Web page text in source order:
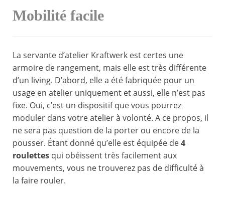
Mobilité facile
La servante d’atelier Kraftwerk est certes une
armoire de rangement, mais elle est très différente
d’un living. D’abord, elle a été fabriquée pour un
usage en atelier uniquement et aussi, elle n’est pas
fixe. Oui, c’est un dispositif que vous pourrez
moduler dans votre atelier à volonté. A ce propos, il
ne sera pas question de la porter ou encore de la
pousser. Étant donné qu’elle est équipée de4
roulettes qui obéissent très facilement aux
mouvements, vous ne trouverez pas de difficulté à
la faire rouler.